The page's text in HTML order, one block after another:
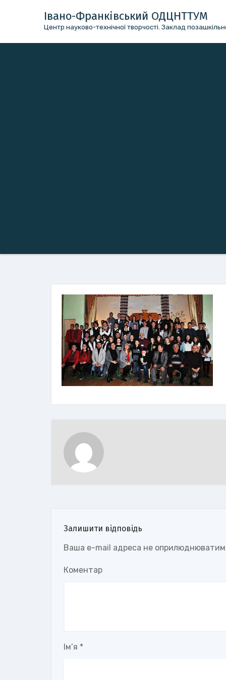
Івано-Франківський ОДЦНТТУМ
Центр науково-технічної творчості. Заклад
Залишити відповідь
Ваша e-mail адреса не
Коментар
Ім’я *